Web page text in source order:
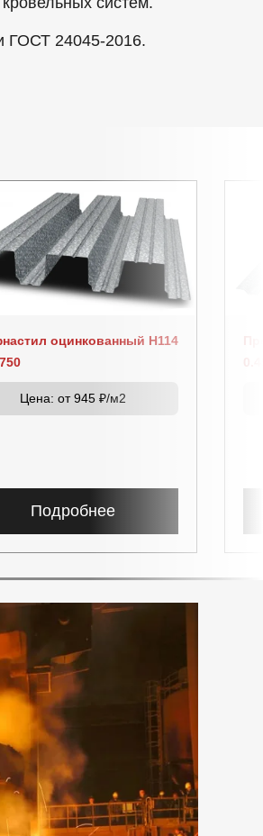
ГОСТ 24045-2016.
оцинкованный Н114
Цена: от 945 ₽/м2
Подробнее